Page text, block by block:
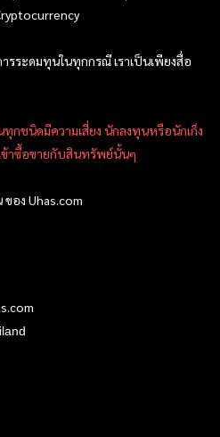
รระดมทุนในทุกกรณี เราเป็นเพียงสื่อ
กชนิดมีความเสี่ยง นักลงทุนหรือนักเก็ง
ข้าซื้อขายกับสินทรัพย์นั้นๆ
อง Uhas.com